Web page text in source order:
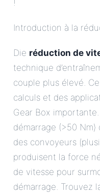
!
Introduction à la
Die réduction de
technique
couple plus élevé.
calculs et des
Gear Box
démarrage (>50
des convoyeurs
produisent la force
de vitesse pour
démarrage. Trouvez